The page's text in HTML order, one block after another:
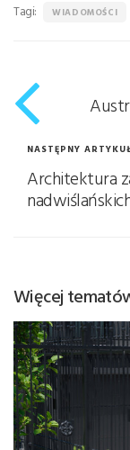
Tagi: WIADOMOŚCI
NASTĘPNY
Architektura
Więcej